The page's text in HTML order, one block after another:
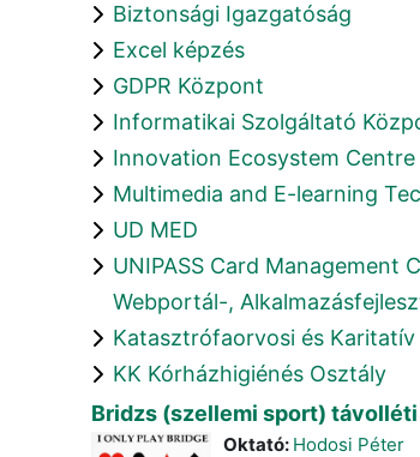
Biztonsági Igazgatóság
Excel képzés
GDPR Központ
Informatikai Szolgáltató
Innovation Ecosystem Centre
Multimedia and E-learning
UD MED
UNIPASS Card Management
Webportál-,
Katasztrófaorvosi és
KK Kórházhigiénés Osztály
Bridzs (szellemi sport)
Oktató: Hodosi Péter